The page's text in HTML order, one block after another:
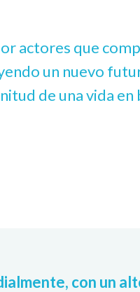
actores que
un nuevo
de una vida en
con un